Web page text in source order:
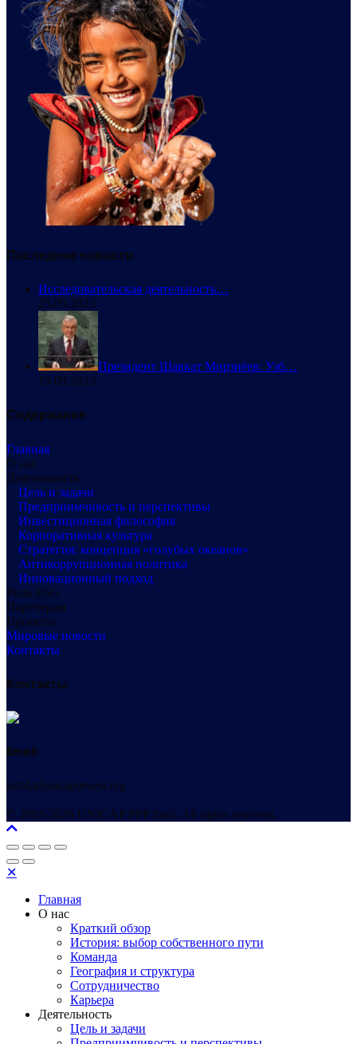
Последние новости
Исследовательская деятельность…
25.09.2023
Президент Шавкат Мирзиёев: Узб…
19.09.2023
Содержание
Главная
О нас
Деятельность
Цель и задачи
Предприимчивость и перспективы
Инвестиционная философия
Корпоративная культура
Стратегия: концепция «голубых океанов»
Антикоррупционная политика
Инновационный подход
Роль ESG
Партнерам
Проекты
Мировые новости
Контакты
Контакты
Email
info[at]unicapinvest.org
© 2003-2026 UNICAP PPP fund. All rights reserved.
✕
Главная
О нас
Краткий обзор
История: выбор собственного пути
Команда
География и структура
Сотрудничество
Карьера
Деятельность
Цель и задачи